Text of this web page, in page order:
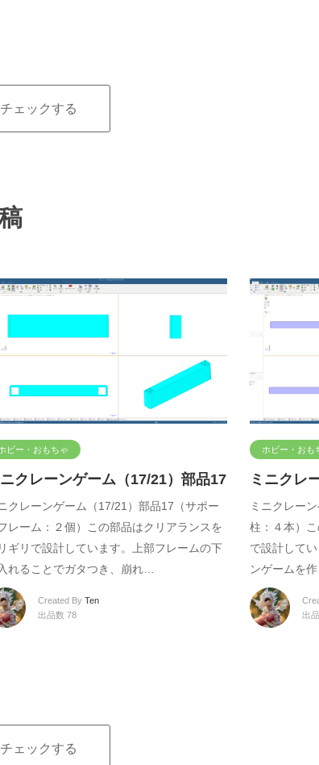
ェックする
ビー・おもちゃ
ニクレーンゲーム（17/21）部品17
クレーンゲーム（17/21）部品17（サポー
レーム：２個）この部品はクリアランスを
ギリで設計しています。上部フレームの下
れることでガタつき、崩れ…
Created By Ten
出品数 78
ホビー・おも
ミニクレ
ミニクレー
柱：４本）
で設計して
ンゲームを
出
ェックする